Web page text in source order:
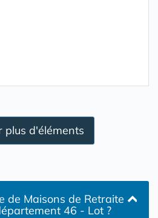
plus d'éléments
de Maisons de Retraite
46 - Lot ?